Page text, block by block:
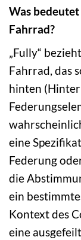
Was bedeutet
Fahrrad?
„Fully“
Fahrrad, das
hinten
eine
Federung
die
ein
Kontext des
eine